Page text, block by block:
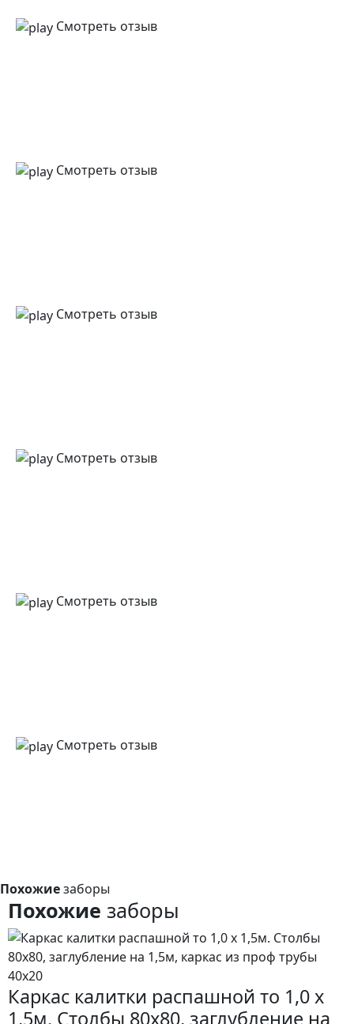
Смотреть отзыв
Смотреть отзыв
Смотреть отзыв
Смотреть отзыв
Смотреть отзыв
Смотреть отзыв
Похожиезаборы
Похожие заборы
Каркас калитки распашной то 1,0 x
1,5м. Столбы 80х80, заглубление на